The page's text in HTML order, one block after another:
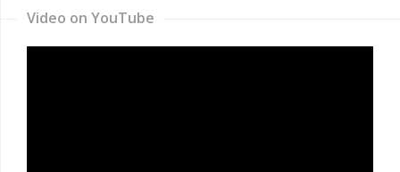
Video on YouTube